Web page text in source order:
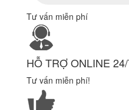
Tư vấn miễn phí
HỖ TRỢ ONLINE
Tư vấn miễn phí!